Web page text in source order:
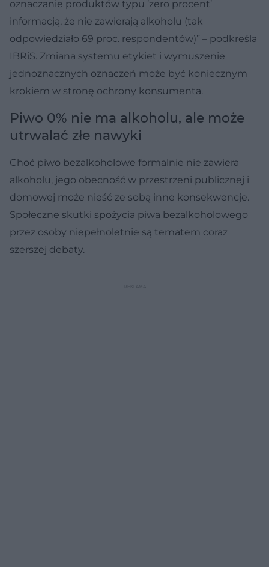
oznaczanie produktów typu ‘zero procent’
informacją, że nie zawierają alkoholu (tak
odpowiedziało 69 proc. respondentów)” – podkreśla
IBRiS. Zmiana systemu etykiet i wymuszenie
jednoznacznych oznaczeń może być koniecznym
krokiem w stronę ochrony konsumenta.
Piwo 0% nie ma alkoholu, ale może
utrwalać złe nawyki
Choć piwo bezalkoholowe formalnie nie zawiera
alkoholu, jego obecność w przestrzeni publicznej i
domowej może nieść ze sobą inne konsekwencje.
Społeczne skutki spożycia piwa bezalkoholowego
przez osoby niepełnoletnie są tematem coraz
szerszej debaty.